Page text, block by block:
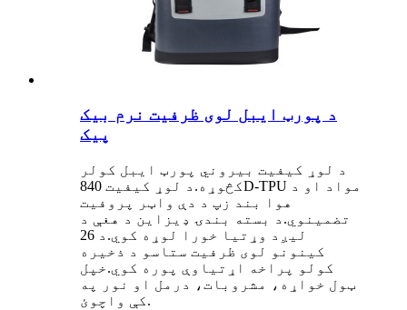
د پورټ ایبل لوی ظرفیت نرم بیک
پیک
د لوړ کیفیت بیروني پورټ ایبل کولر
کڅوړه.د لوړ کیفیت 840D-TPU مواد او د
هوا بند زپ د دې واټر پروفیت
تضمینوي.د بسته بندۍ ډیزاین د هغې د
لیږد وړتیا خورا لوړه کوي.د 26
کینونو لوی ظرفیت ستاسو د ذخیره
کولو پراخه اړتیاوې پوره کوي.خپل
ټول خواړه، مشروبات، درمل او نور په
کې واچوئ.